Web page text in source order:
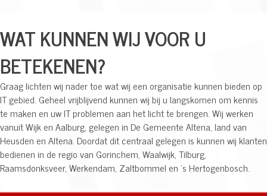
WAT KUNNEN WIJ VOOR U
BETEKENEN?
Graag lichten wij nader toe wat wij een organisatie kunnen bieden op
IT gebied. Geheel vrijblijvend kunnen wij bij u langskomen om kennis
te maken en uw IT problemen aan het licht te brengen. Wij werken
vanuit Wijk en Aalburg, gelegen in De Gemeente Altena, land van
Heusden en Altena. Doordat dit centraal gelegen is kunnen wij klanten
bedienen in de regio van Gorinchem, Waalwijk, Tilburg,
Raamsdonksveer, Werkendam, Zaltbommel en 's Hertogenbosch.